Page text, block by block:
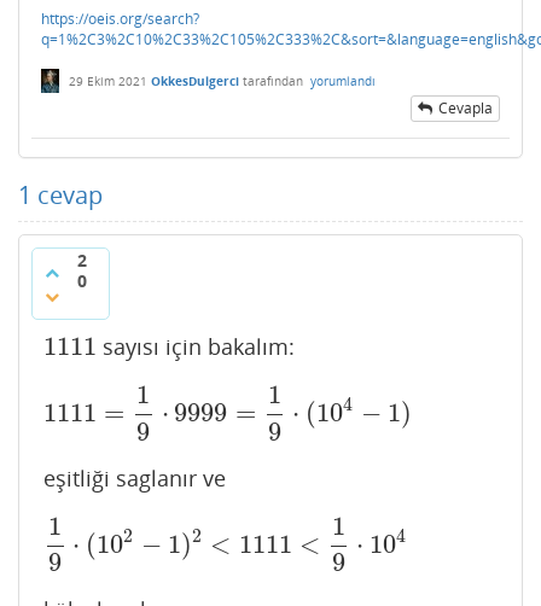
https://oeis.org/search?
29 Ekim 2021 OkkesDulgerci tarafından yorumlandı
Cevapla
1 cevap
2
0
1111
1111 sayısı için bakalım:
1111 =
1
9
⋅ 9999 =
1
9
⋅ (104 − 1)
1111= 1 9⋅9999=1 9⋅ 104−1)
eşitliği saglanır ve
1
9
⋅ (102 − 1)2 < 1111 <
1
9
⋅ 104
19⋅( 102−1) 2<1111<1 9⋅104